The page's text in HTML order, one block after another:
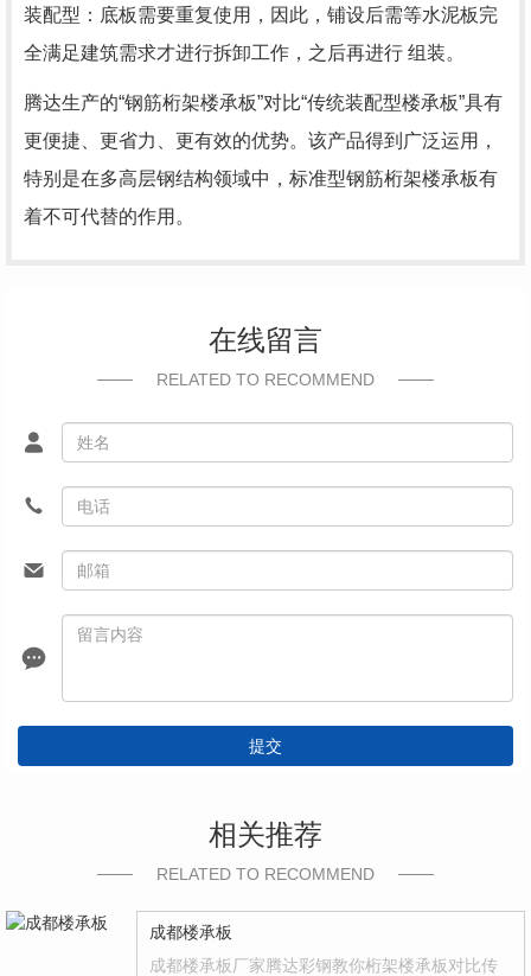
装配型：底板需要重复使用，因此，铺设后需等水泥板完
全满足建筑需求才进行拆卸工作，之后再进行 组装。
腾达生产的“钢筋桁架楼承板”对比“传统装配型楼承板”具有
更便捷、更省力、更有效的优势。该产品得到广泛运用，
特别是在多高层钢结构领域中，标准型钢筋桁架楼承板有
着不可代替的作用。
在线留言
RELATED TO RECOMMEND
提交
相关推荐
RELATED TO RECOMMEND
成都楼承板
成都楼承板厂家腾达彩钢教你桁架楼承板对比传